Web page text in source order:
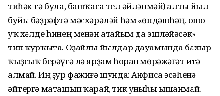
тиһәк тә була, башҡаса тел әйләнмәй) алты йыл
буйы бәҙрәфтә мәсхәрәләй һәм «өндәшһәң, ошо
уҡ хәлде һинең менән атайым да эшләйәсәк»
тип ҡурҡыта. Оҙайлы йылдар дауамында бахыр
ҡыҙсыҡ берәүгә лә ярҙам һорап мөрәжәғәт итә
алмай. Иң ҙур фажиғә шунда: Анфиса әсәһенә
әйтергә маташып ҡарай, тик уныһы ышанмай.